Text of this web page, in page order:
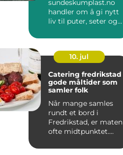
sundeskumplast.no
handler om å gi nytt
liv til puter, seter og
10. jul
Catering fredrikstad
gode måltider som
samler folk
Når mange samles
rundt et bord i
Fredrikstad, er maten
ofte midtpunktet.
dåp, k...